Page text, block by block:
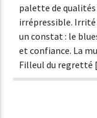
palette de
irrépressible.
un constat : le
et confiance. La
Filleul du